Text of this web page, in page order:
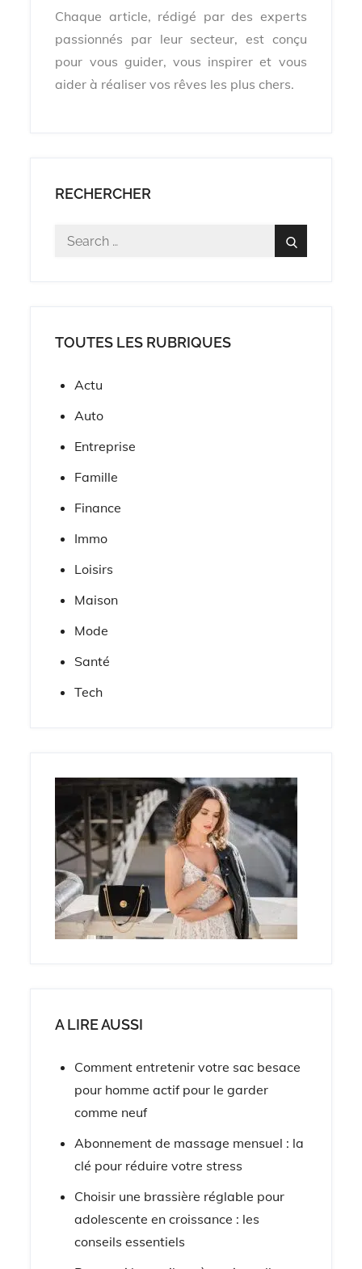
Chaque article, rédigé par des experts
passionnés par leur secteur, est conçu
pour vous guider, vous inspirer et vous
aider à réaliser vos rêves les plus chers.
RECHERCHER
Search
Search
TOUTES LES RUBRIQUES
Actu
Auto
Entreprise
Famille
Finance
Immo
Loisirs
Maison
Mode
Santé
Tech
A LIRE AUSSI
Comment entretenir votre sac besace
pour homme actif pour le garder
comme neuf
Abonnement de massage mensuel : la
clé pour réduire votre stress
Choisir une brassière réglable pour
adolescente en croissance : les
conseils essentiels